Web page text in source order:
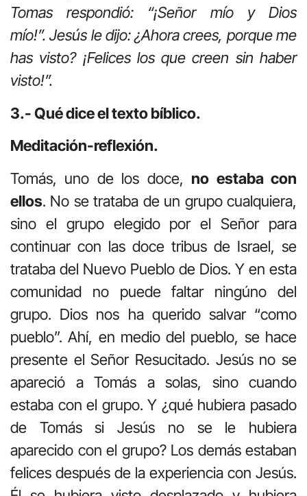
Tomas respondió: “¡Señor mío y Dios
mío!”. Jesús le dijo: ¿Ahora crees, porque me
has visto? ¡Felices los que creen sin haber
visto!”.
3.- Qué dice el texto bíblico.
Meditación-reflexión.
Tomás, uno de los doce, no estaba con
ellos. No se trataba de un grupo cualquiera,
sino el grupo elegido por el Señor para
continuar con las doce tribus de Israel, se
trataba del Nuevo Pueblo de Dios. Y en esta
comunidad no puede faltar ningúno del
grupo. Dios nos ha querido salvar “como
pueblo”. Ahí, en medio del pueblo, se hace
presente el Señor Resucitado. Jesús no se
apareció a Tomás a solas, sino cuando
estaba con el grupo. Y ¿qué hubiera pasado
de Tomás si Jesús no se le hubiera
aparecido con el grupo? Los demás estaban
felices después de la experiencia con Jesús.